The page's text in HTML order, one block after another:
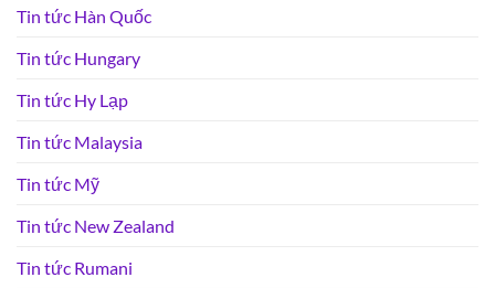
Tin tức Hàn Quốc
Tin tức Hungary
Tin tức Hy Lạp
Tin tức Malaysia
Tin tức Mỹ
Tin tức New Zealand
Tin tức Rumani